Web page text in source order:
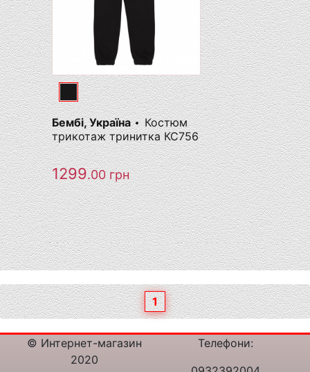
Бембі, Україна
Костюм
трикотаж тринитка КС756
1299.00грн
1
© Интернет-магазин
2020
Телефони: